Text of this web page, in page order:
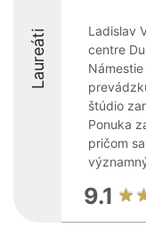
Laureáti
Ladislav
centre
štúdio
Ponuka
pričom
9.1